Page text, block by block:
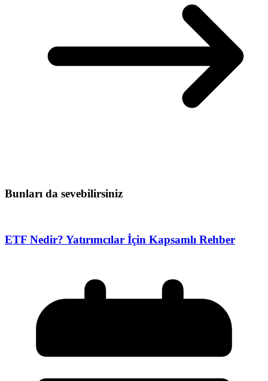
Bunları da sevebilirsiniz
ETF Nedir? Yatırımcılar İçin Kapsamlı Rehber